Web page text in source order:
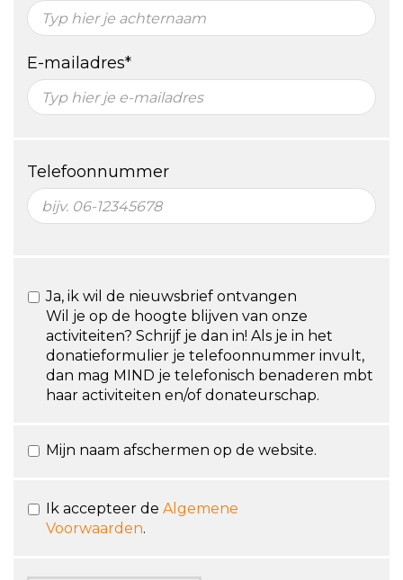
E-mailadres*
Telefoonnummer
Ja, ik wil de nieuwsbrief ontvangen
Wil je op de hoogte blijven van onze
activiteiten? Schrijf je dan in! Als je in het
donatieformulier je telefoonnummer invult,
dan mag MIND je telefonisch benaderen mbt
haar activiteiten en/of donateurschap.
Mijn naam afschermen op de website.
Ik accepteer de Algemene
Voorwaarden.